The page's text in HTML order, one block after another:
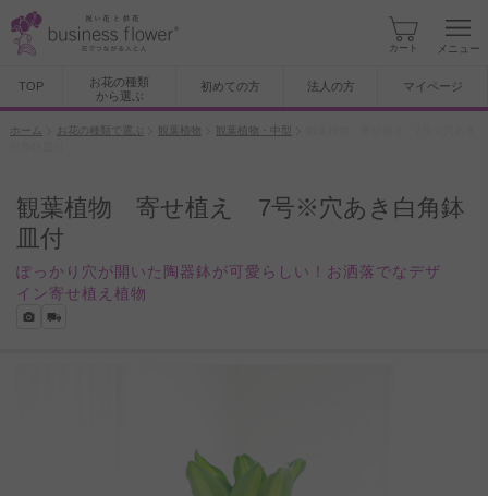
カート メニュー
TOP
お花の種類
から選ぶ
初めての方 法人の方 マイページ
ホーム お花の種類で選ぶ 観葉植物 観葉植物・中型
観葉植物 寄せ植え 7号※穴あき白角鉢
皿付
ぽっかり穴が開いた陶器鉢が可愛らしい！お洒落でなデザ
イン寄せ植え植物